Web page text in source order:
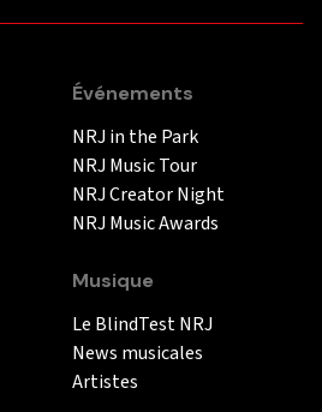
Événements
NRJ in the Park
NRJ Music Tour
NRJ Creator Night
NRJ Music Awards
Musique
Le BlindTest NRJ
News musicales
Artistes